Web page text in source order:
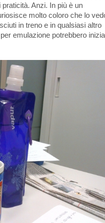
Anzi. In più è un
molto coloro che lo
in treno e in qualsiasi altro
emulazione potrebbero